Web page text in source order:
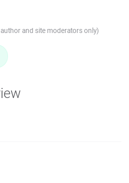
and site moderators only)